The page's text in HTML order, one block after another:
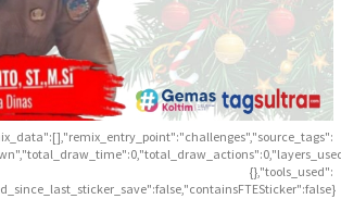
{},"tools_used":